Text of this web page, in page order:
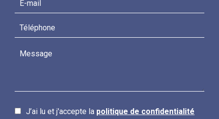
J’ai lu et j'accepte la politique de confidentialité